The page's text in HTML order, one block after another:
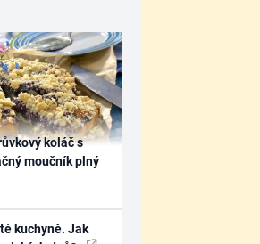
koláč s
moučník plný
kuchyně. Jak